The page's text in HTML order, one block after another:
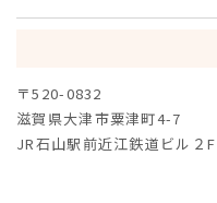
〒520-0832
滋賀県大津市粟津町4-7
JR石山駅前近江鉄道ビル２F